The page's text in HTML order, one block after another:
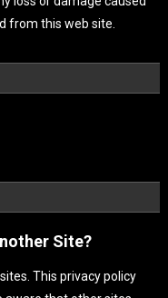
from this web site.
Site?
This privacy policy